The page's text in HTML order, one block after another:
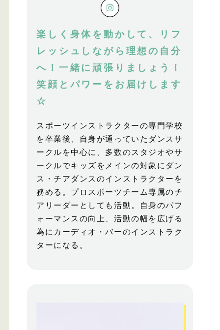
楽しく身体を動かして、リフ
レッシュしながら理想の自分
へ！一緒に頑張りましょう！
笑顔とパワーをお届けします
☆
スポーツインストラクターの専門学校
を卒業後、自身が通っていたダンスサ
ークルを中心に、多数のスタジオやサ
ークルでキッズをメインの対象にダン
ス・チアダンスのインストラクターを
務める。プロスポーツチーム専属のチ
アリーダーとしても活動。自身のパフ
ォーマンスの向上、活動の幅を広げる
為にカーディオ・バーのインストラク
ターになる。